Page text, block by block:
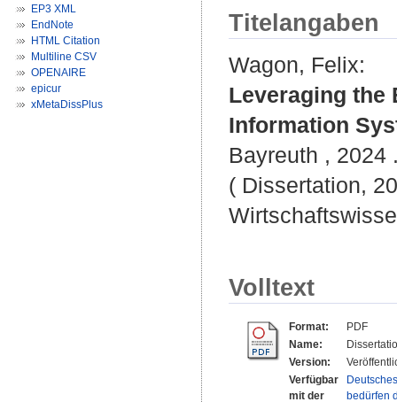
EP3 XML
EndNote
HTML Citation
Multiline CSV
OPENAIRE
epicur
xMetaDissPlus
Titelangaben
Wagon, Felix:
Leveraging the
Information
Bayreuth , 2024
( Dissertation,
Volltext
Format:
PDF
Name:
Version:
Verfügbar
mit der
bedürfen